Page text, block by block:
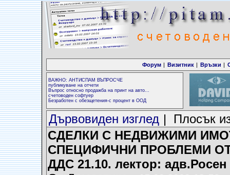
Форум | Визитник | Връзки |
ВАЖНО: АНТИСПАМ ВЪПРОСЧЕ
публикуване на отчети
Въпрос относно продажба на принт на авто...
счетоводен софтуер
Безработен с обезщетения-с процент в ООД
Дървовиден изглед | Плосък
СДЕЛКИ С НЕДВИЖИМИ
СПЕЦИФИЧНИ ПРОБЛЕМИ
ДДС 21.10. лектор: адв.Росен